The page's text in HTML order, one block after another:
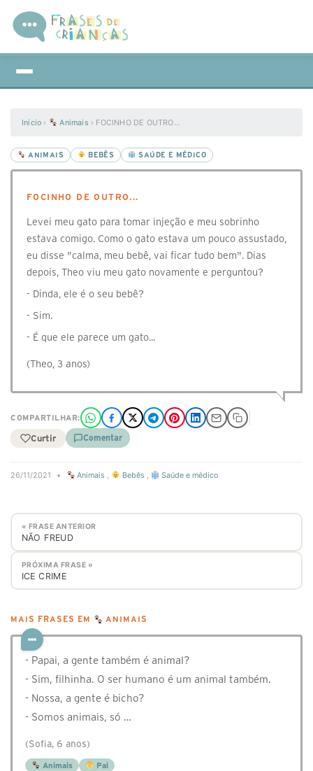
Início › Animais › FOCINHO DE OUTRO...
ANIMAIS BEBÊS SAÚDE E MÉDICO
FOCINHO DE OUTRO...
Levei meu gato para tomar injeção e meu sobrinho
estava comigo. Como o gato estava um pouco assustado,
eu disse "calma, meu bebê, vai ficar tudo bem". Dias
depois, Theo viu meu gato novamente e perguntou?
- Dinda, ele é o seu bebê?
- Sim.
- É que ele parece um gato...
(Theo, 3 anos)
COMPARTILHAR:
Curtir Comentar
26/11/2021 • Animais , Bebês , Saúde e médico
« FRASE ANTERIOR
NÃO FREUD
PRÓXIMA FRASE »
ICE CRIME
MAIS FRASES EM ANIMAIS
- Papai, a gente também é animal?
- Sim, filhinha. O ser humano é um animal também.
- Nossa, a gente é bicho?
- Somos animais, só …
(Sofia, 6 anos)
Animais Pai